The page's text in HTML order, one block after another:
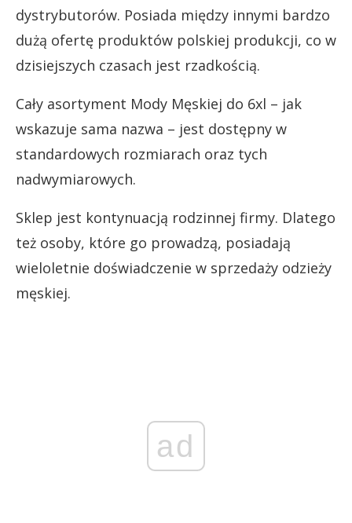
dystrybutorów. Posiada między innymi bardzo
dużą ofertę produktów polskiej produkcji, co w
dzisiejszych czasach jest rzadkością.
Cały asortyment Mody Męskiej do 6xl – jak
wskazuje sama nazwa – jest dostępny w
standardowych rozmiarach oraz tych
nadwymiarowych.
Sklep jest kontynuacją rodzinnej firmy. Dlatego
też osoby, które go prowadzą, posiadają
wieloletnie doświadczenie w sprzedaży odzieży
męskiej.
ad